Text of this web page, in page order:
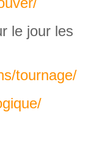
le jour les
tournage/